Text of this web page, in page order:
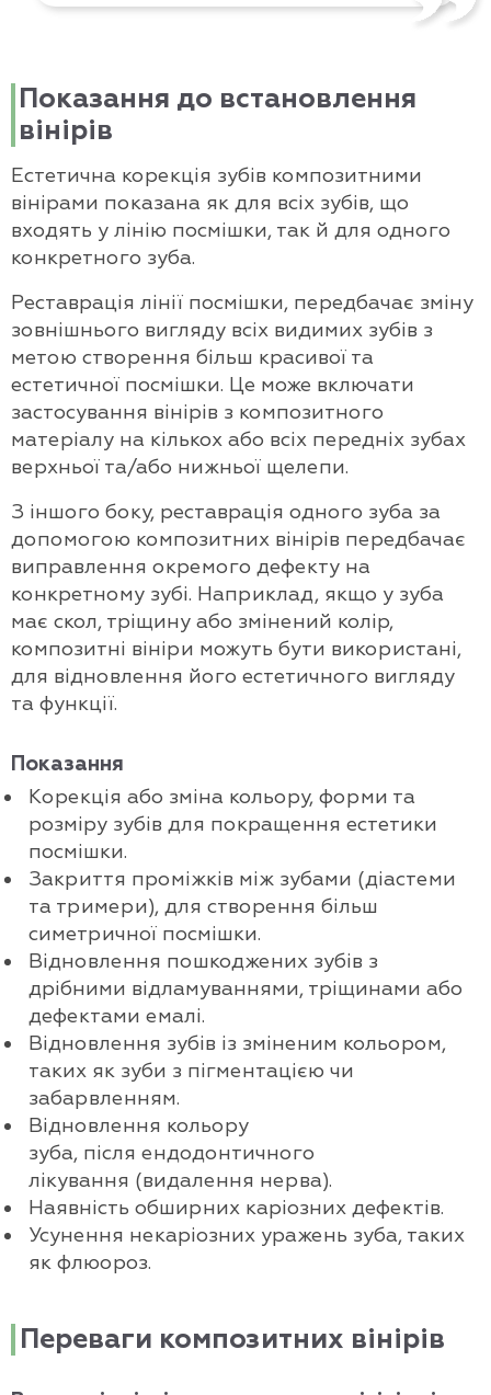
Показання до встановлення
вінірів
Естетична корекція зубів композитними
вінірами показана як для всіх зубів, що
входять у лінію посмішки, так й для одного
конкретного зуба.
Реставрація лінії посмішки, передбачає зміну
зовнішнього вигляду всіх видимих зубів з
метою створення більш красивої та
естетичної посмішки. Це може включати
застосування вінірів з композитного
матеріалу на кількох або всіх передніх зубах
верхньої та/або нижньої щелепи.
З іншого боку, реставрація одного зуба за
допомогою композитних вінірів передбачає
виправлення окремого дефекту на
конкретному зубі. Наприклад, якщо у зуба
має скол, тріщину або змінений колір,
композитні вініри можуть бути використані,
для відновлення його естетичного вигляду
та функції.
Показання
Корекція або зміна кольору, форми та
розміру зубів для покращення естетики
посмішки.
Закриття проміжків між зубами (діастеми
та тримери), для створення більш
симетричної посмішки.
Відновлення пошкоджених зубів з
дрібними відламуваннями, тріщинами або
дефектами емалі.
Відновлення зубів із зміненим кольором,
таких як зуби з пігментацією чи
забарвленням.
Відновлення кольору
зуба, після ендодонтичного
лікування (видалення нерва).
Наявність обширних каріозних дефектів.
Усунення некаріозних уражень зуба, таких
як флюороз.
Переваги композитних вінірів